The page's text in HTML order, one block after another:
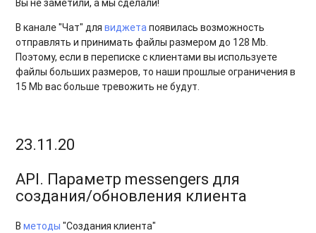
Вы не заметили, а мы сделали!
В канале "Чат" длявиджетапоявилась возможность
отправлять и принимать файлы размером до 128 Мb.
Поэтому, если в переписке с клиентами вы используете
файлы больших размеров, то наши прошлые ограничения в
15 Mb вас больше тревожить не будут.
23.11.20
API. Параметр messengers для
создания/обновления клиента
Вметоды "Создания клиента"